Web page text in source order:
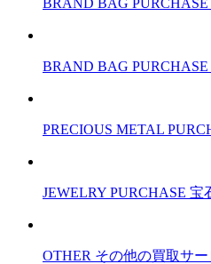
BRAND BAG PURCHASE
PRECIOUS METAL
JEWELRY PURCHASE 宝
OTHER その他の買取サー